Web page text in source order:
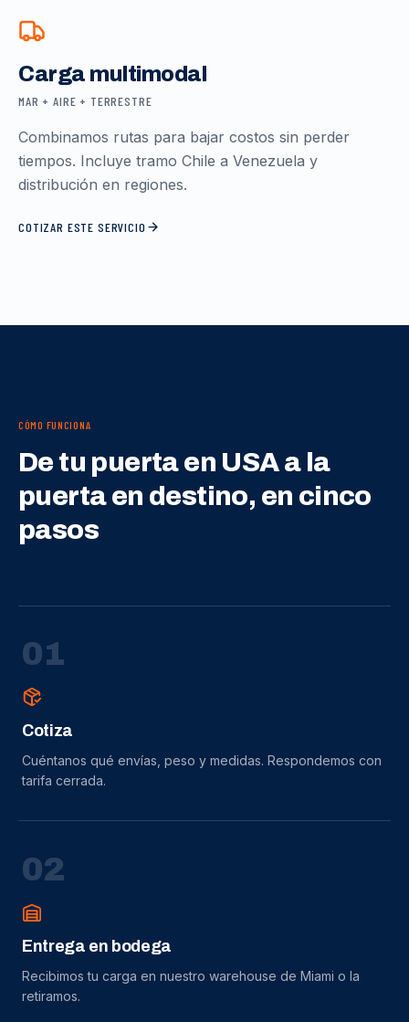
Carga multimodal
MAR + AIRE + TERRESTRE
Combinamos rutas para bajar costos sin perder
tiempos. Incluye tramo Chile a Venezuela y
distribución en regiones.
COTIZAR ESTE SERVICIO
CÓMO FUNCIONA
De tu puerta en USA a la
puerta en destino, en cinco
pasos
01
Cotiza
Cuéntanos qué envías, peso y medidas. Respondemos con
tarifa cerrada.
02
Entrega en bodega
Recibimos tu carga en nuestro warehouse de Miami o la
retiramos.